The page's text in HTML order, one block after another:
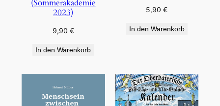
(Sommerakademie
2023)
9,90 €
In den Warenkorb
5,90€
In den Warenkorb